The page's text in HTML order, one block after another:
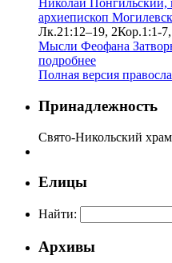
Николай Понгильский,
архиепископ
Лк.21:12–19, 2Кор.1:1-
Мысли Феофана
подробнее
Полная версия
Принадлежность
Свято-Никольский
Елицы
Найти:
Архивы